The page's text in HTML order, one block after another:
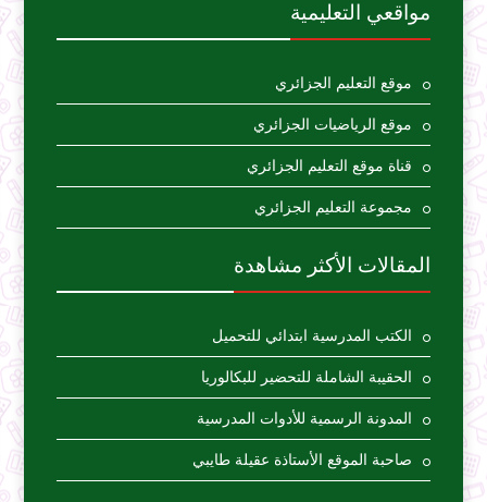
مواقعي التعليمية
موقع التعليم الجزائري
موقع الرياضيات الجزائري
قناة موقع التعليم الجزائري
مجموعة التعليم الجزائري
المقالات الأكثر مشاهدة
الكتب المدرسية ابتدائي للتحميل
الحقيبة الشاملة للتحضير للبكالوريا
المدونة الرسمية للأدوات المدرسية
صاحبة الموقع الأستاذة عقيلة طايبي